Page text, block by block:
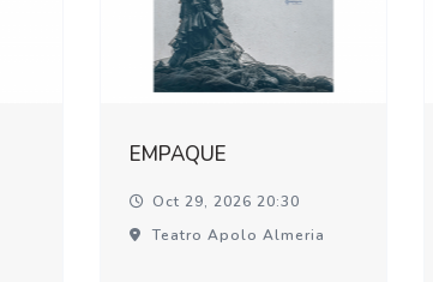
EMPAQUE
Oct 29, 2026 20:30
Teatro Apolo Almeria